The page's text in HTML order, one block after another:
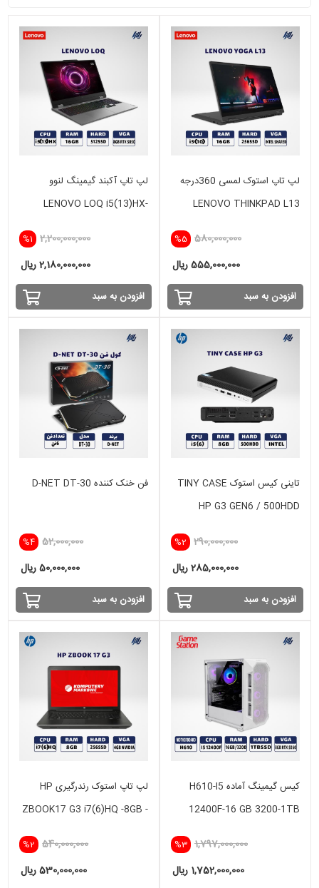
لپ تاپ استوک لمسی 360درجه
LENOVO THINKPAD L13
YOGA i5(10)-16GB-256SSD-
%5 580,000,000
555,000,000 ریال
افزودن به سبد
لپ تاپ آکبند گیمینگ لنوو
LENOVO LOQ i5(13)HX-
%1 2,200,000,000
2,180,000,000 ریال
افزودن به سبد
تاینی کیس استوک TINY CASE
HP G3 GEN6 / 500HDD
%2 290,000,000
285,000,000 ریال
افزودن به سبد
فن خنک کننده D-NET DT-30
%4 52,000,000
50,000,000 ریال
افزودن به سبد
کیس گیمینگ آماده H610-I5
12400F-16 GB 3200-1TB
%3 1,797,000,000
1,752,000,000 ریال
لپ تاپ استوک رندرگیری HP
ZBOOK17 G3 i7(6)HQ -8GB -
%2 540,000,000
530,000,000 ریال